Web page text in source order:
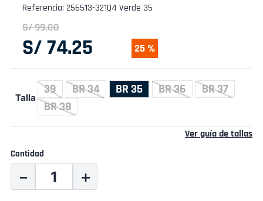
Referencia: 256513-321Q4 Verde 35
S/99.00
S/ 74.25 25 %
Talla
39 BR 34 BR 35 BR 36
BR 37
BR 38
Ver guía de tallas
Cantidad
＋
－